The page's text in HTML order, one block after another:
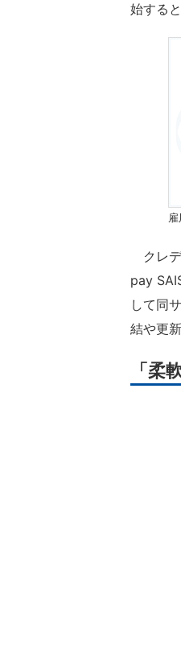
始する
クレデ
pay
して同
結や更
「柔